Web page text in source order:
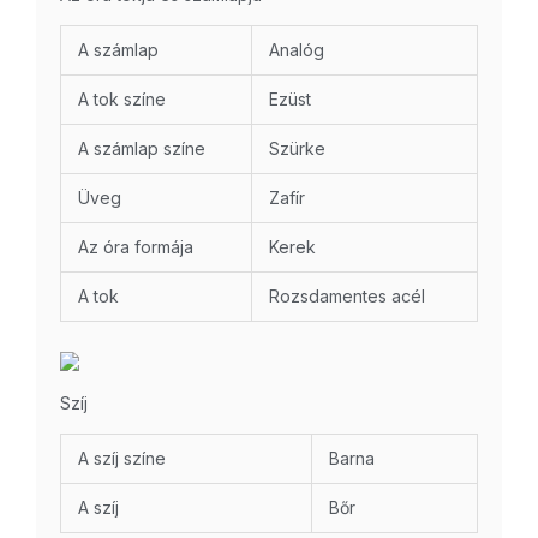
A számlap Analóg
A tok színe Ezüst
A számlap színe Szürke
Üveg Zafír
Az óra formája Kerek
A tok Rozsdamentes acél
Szíj
A szíj színe Barna
A szíj Bőr